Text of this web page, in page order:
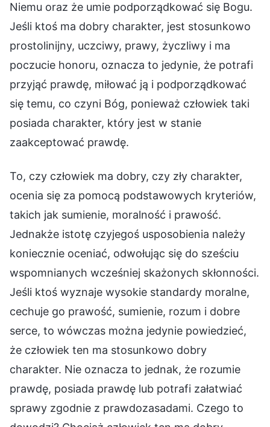
Niemu oraz że umie podporządkować się Bogu.
Jeśli ktoś ma dobry charakter, jest stosunkowo
prostolinijny, uczciwy, prawy, życzliwy i ma
poczucie honoru, oznacza to jedynie, że potrafi
przyjąć prawdę, miłować ją i podporządkować
się temu, co czyni Bóg, ponieważ człowiek taki
posiada charakter, który jest w stanie
zaakceptować prawdę.
To, czy człowiek ma dobry, czy zły charakter,
ocenia się za pomocą podstawowych kryteriów,
takich jak sumienie, moralność i prawość.
Jednakże istotę czyjegoś usposobienia należy
koniecznie oceniać, odwołując się do sześciu
wspomnianych wcześniej skażonych skłonności.
Jeśli ktoś wyznaje wysokie standardy moralne,
cechuje go prawość, sumienie, rozum i dobre
serce, to wówczas można jedynie powiedzieć,
że człowiek ten ma stosunkowo dobry
charakter. Nie oznacza to jednak, że rozumie
prawdę, posiada prawdę lub potrafi załatwiać
sprawy zgodnie z prawdozasadami. Czego to